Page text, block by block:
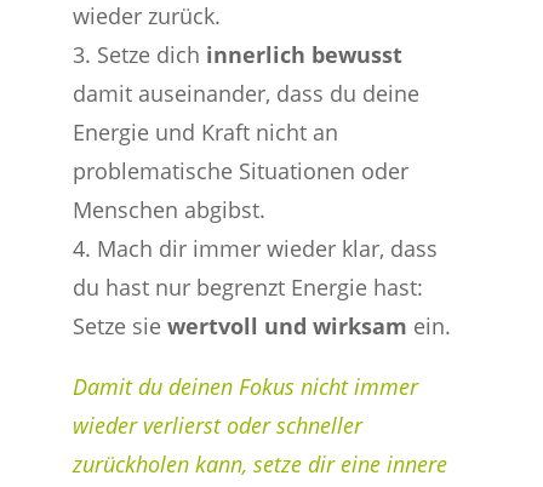
wieder zurück.
3. Setze dich innerlich bewusst
damit auseinander, dass du deine
Energie und Kraft nicht an
problematische Situationen oder
Menschen abgibst.
4. Mach dir immer wieder klar, dass
du hast nur begrenzt Energie hast:
Setze sie wertvoll und wirksam ein.
Damit du deinen Fokus nicht immer
wieder verlierst oder schneller
zurückholen kann, setze dir eine innere